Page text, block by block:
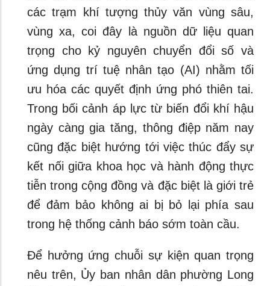
các trạm khí tượng thủy văn vùng sâu,
vùng xa, coi đây là nguồn dữ liệu quan
trọng cho kỷ nguyên chuyển đổi số và
ứng dụng trí tuệ nhân tạo (AI) nhằm tối
ưu hóa các quyết định ứng phó thiên tai.
Trong bối cảnh áp lực từ biến đổi khí hậu
ngày càng gia tăng, thông điệp năm nay
cũng đặc biệt hướng tới việc thúc đẩy sự
kết nối giữa khoa học và hành động thực
tiễn trong cộng đồng và đặc biệt là giới trẻ
để đảm bảo không ai bị bỏ lại phía sau
trong hệ thống cảnh báo sớm toàn cầu.
Để hưởng ứng chuỗi sự kiện quan trọng
nêu trên, Ủy ban nhân dân phường Long